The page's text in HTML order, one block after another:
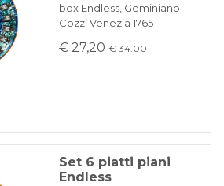
box Endless, Geminiano
Cozzi Venezia 1765
€ 27,20 € 34.00
Set 6 piatti piani
Endless